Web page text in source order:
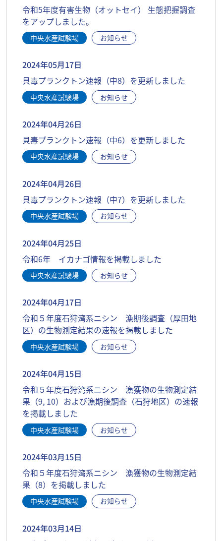
令和5年度有害生物（オットセイ） 生態把握調査
をアップしました。
中央水産試験場 お知らせ
2024年05月17日
貝毒プランクトン速報（中8）を更新しました
中央水産試験場 お知らせ
2024年04月26日
貝毒プランクトン速報（中6）を更新しました
中央水産試験場 お知らせ
2024年04月26日
貝毒プランクトン速報（中7）を更新しました
中央水産試験場 お知らせ
2024年04月25日
令和6年 イカナゴ情報を掲載しました
中央水産試験場 お知らせ
2024年04月17日
令和５年度石狩湾系ニシン 漁期後調査（厚田地
区）の生物測定結果の速報を掲載しました
中央水産試験場 お知らせ
2024年04月15日
令和５年度石狩湾系ニシン 漁獲物の生物測定結
果（9, 10）および漁期後調査（石狩地区）の速報
を掲載しました
中央水産試験場 お知らせ
2024年03月15日
令和５年度石狩湾系ニシン 漁獲物の生物測定結
果（8）を掲載しました
中央水産試験場 お知らせ
2024年03月14日